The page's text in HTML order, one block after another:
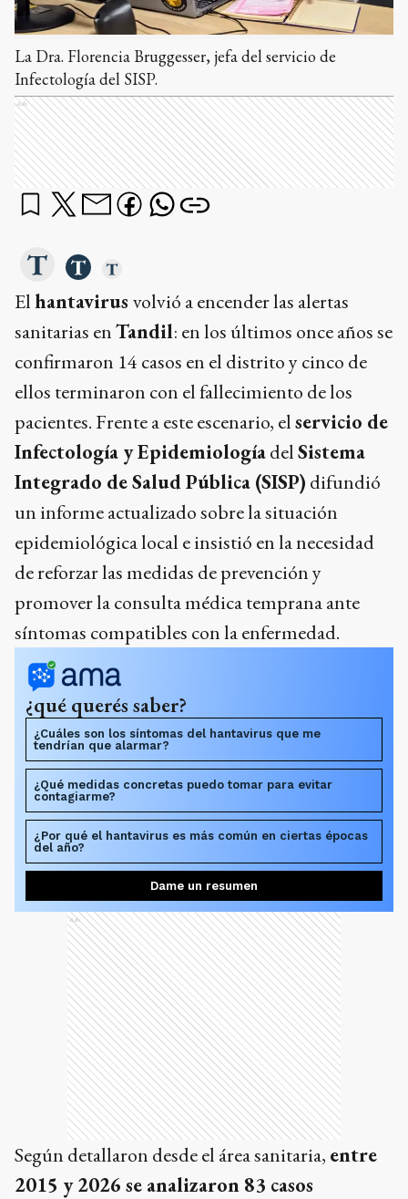
La Dra. Florencia Bruggesser, jefa del servicio de
Infectología del SISP.
Ads
Elhantavirus volvió a encender las alertas
sanitarias enTandil: en los últimos once años se
confirmaron 14 casos en el distrito y cinco de
ellos terminaron con el fallecimiento de los
pacientes. Frente a este escenario, elservicio de
Infectología y EpidemiologíadelSistema
Integrado de Salud Pública (SISP) difundió
un informe actualizado sobre la situación
epidemiológica local e insistió en la necesidad
de reforzar las medidas de prevención y
promover la consulta médica temprana ante
síntomas compatibles con la enfermedad.
¿qué querés saber?
¿Cuáles son los síntomas del hantavirus que me
tendrían que alarmar?
¿Qué medidas concretas puedo tomar para evitar
contagiarme?
¿Por qué el hantavirus es más común en ciertas épocas
del año?
Dame un resumen
Ads
Según detallaron desde el área sanitaria, entre
2015 y 2026 se analizaron 83 casos